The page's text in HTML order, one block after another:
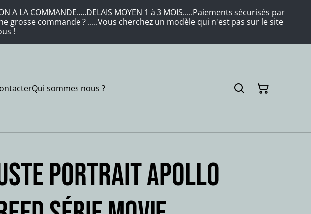
A LA COMMANDE.....DELAIS MOYEN 1 à 3 MOIS.....Paiements sécurisés par
grosse commande ? .....Vous cherchez un modèle qui n'est pas sur le site
!
Qui sommes nous ?
portrait APOLLO